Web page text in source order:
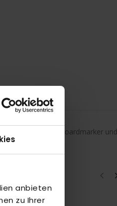
anbieten
zu Ihrer
permanentem Boardmarker und